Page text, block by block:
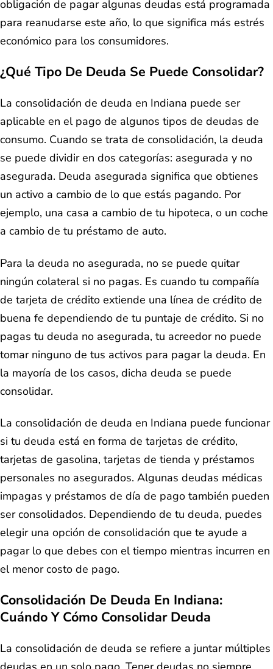
obligación de pagar algunas deudas está programada
para reanudarse este año, lo que significa más estrés
económico para los consumidores.
¿Qué Tipo De Deuda Se Puede Consolidar?
La consolidación de deuda en Indiana puede ser
aplicable en el pago de algunos tipos de deudas de
consumo. Cuando se trata de consolidación, la deuda
se puede dividir en dos categorías: asegurada y no
asegurada. Deuda asegurada significa que obtienes
un activo a cambio de lo que estás pagando. Por
ejemplo, una casa a cambio de tu hipoteca, o un coche
a cambio de tu préstamo de auto.
Para la deuda no asegurada, no se puede quitar
ningún colateral si no pagas. Es cuando tu compañía
de tarjeta de crédito extiende una línea de crédito de
buena fe dependiendo de tu puntaje de crédito. Si no
pagas tu deuda no asegurada, tu acreedor no puede
tomar ninguno de tus activos para pagar la deuda. En
la mayoría de los casos, dicha deuda se puede
consolidar.
La consolidación de deuda en Indiana puede funcionar
si tu deuda está en forma de tarjetas de crédito,
tarjetas de gasolina, tarjetas de tienda y préstamos
personales no asegurados. Algunas deudas médicas
impagas y préstamos de día de pago también pueden
ser consolidados. Dependiendo de tu deuda, puedes
elegir una opción de consolidación que te ayude a
pagar lo que debes con el tiempo mientras incurren en
el menor costo de pago.
Consolidación De Deuda En Indiana:
Cuándo Y Cómo Consolidar Deuda
La consolidación de deuda se refiere a juntar múltiples